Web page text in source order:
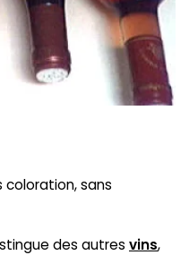
coloration, sans
des autres vins,